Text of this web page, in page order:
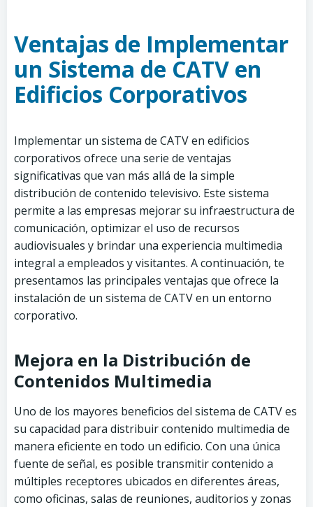
Ventajas de Implementar
un Sistema de CATV en
Edificios Corporativos
Implementar un sistema de CATV en edificios
corporativos ofrece una serie de ventajas
significativas que van más allá de la simple
distribución de contenido televisivo. Este sistema
permite a las empresas mejorar su infraestructura de
comunicación, optimizar el uso de recursos
audiovisuales y brindar una experiencia multimedia
integral a empleados y visitantes. A continuación, te
presentamos las principales ventajas que ofrece la
instalación de un sistema de CATV en un entorno
corporativo.
Mejora en la Distribución de
Contenidos Multimedia
Uno de los mayores beneficios del sistema de CATV es
su capacidad para distribuir contenido multimedia de
manera eficiente en todo un edificio. Con una única
fuente de señal, es posible transmitir contenido a
múltiples receptores ubicados en diferentes áreas,
como oficinas, salas de reuniones, auditorios y zonas